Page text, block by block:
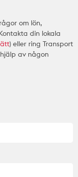
om lön,
din lokala
) eller ring Transport
av någon